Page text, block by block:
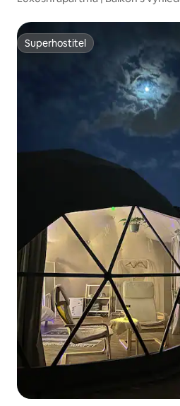
Superhostitel
Superhostitel